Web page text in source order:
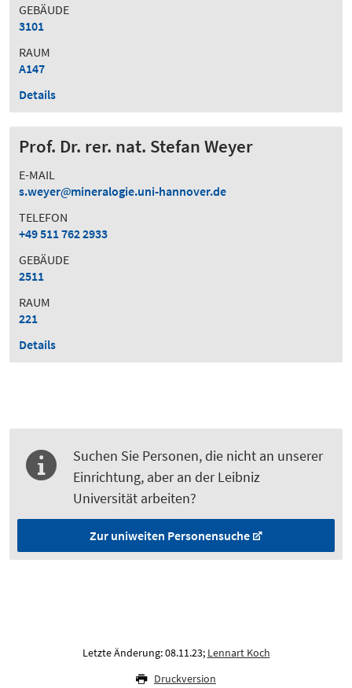
GEBÄUDE
3101
RAUM
A147
Details
Prof. Dr. rer. nat. Stefan Weyer
E-MAIL
s.weyer
mineralogie.uni-hannover.de
TELEFON
+49 511 762 2933
GEBÄUDE
2511
RAUM
221
Details
Suchen Sie Personen, die nicht an unserer
Einrichtung, aber an der Leibniz
Universität arbeiten?
Zur uniweiten Personen­suche
Letzte Änderung: 08.11.23; Lennart Koch
Druckversion